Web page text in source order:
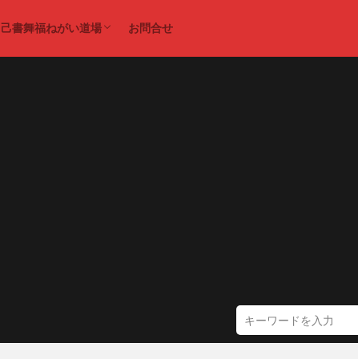
己書舞福ねがい道場
己書
己書舞福ねがい道場
お問合せ